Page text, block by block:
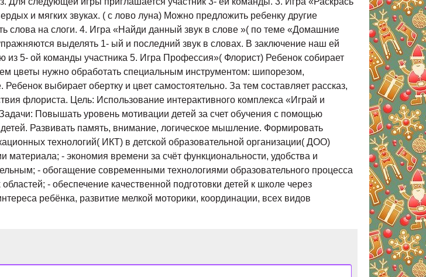
и мягких звуках. ( с лово луна) Можно предложить ребенку другие
слова на слоги. 4. Игра «Найди данный звук в слове »( по теме «Домашние
выделять 1- ый и последний звук в словах. В заключение наш ей
5- ой команды участника 5. Игра Профессия»( Флорист) Ребенок собирает
цветы нужно обработать специальным инструментом: шипорезом,
выбирает обертку и цвет самостоятельно. За тем составляет рассказ,
флориста. Цель: Использование интерактивного комплекса «Играй и
Повышать уровень мотивации детей за счет обучения с помощью
Развивать память, внимание, логическое мышление. Формировать
технологий( ИКТ) в детской образовательной организации( ДОО)
- экономия времени за счёт функциональности, удобства и
- обогащение современными технологиями образовательного процесса
- обеспечение качественной подготовки детей к школе через
ребёнка, развитие мелкой моторики, координации, всех видов